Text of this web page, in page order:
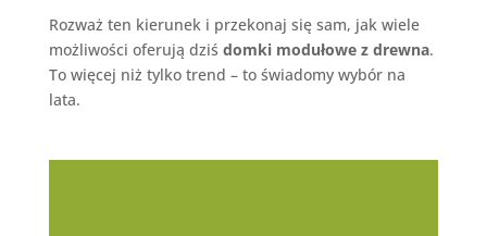
Rozważ ten kierunek i przekonaj się sam, jak wiele
możliwości oferują dziś domki modułowe z drewna.
To więcej niż tylko trend – to świadomy wybór na
lata.